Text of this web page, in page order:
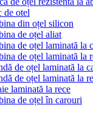
de otel
din oțel silicon
de oțel aliat
de oțel laminată la
de oțel laminată la
de oțel laminată la
de oțel laminată la
laminată la rece
de oțel în carouri